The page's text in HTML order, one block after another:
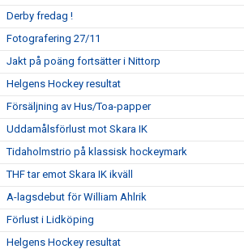
Derby fredag !
Fotografering 27/11
Jakt på poäng fortsätter i Nittorp
Helgens Hockey resultat
Försäljning av Hus/Toa-papper
Uddamålsförlust mot Skara IK
Tidaholmstrio på klassisk hockeymark
THF tar emot Skara IK ikväll
A-lagsdebut för William Ahlrik
Förlust i Lidköping
Helgens Hockey resultat